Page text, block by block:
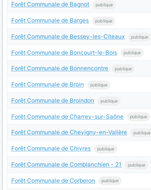
Forêt Communale de Bagnot publique
Forêt Communale de Barges publique
Forêt Communale de Bessey-les-Citeaux publique
Forêt Communale de Boncourt-le-Bois publique
Forêt Communale de Bonnencontre publique
Forêt Communale de Broin publique
Forêt Communale de Broindon publique
Forêt Communale de Charrey-sur-Saône publique
Forêt Communale de Chevigny-en-Valière publique
Forêt Communale de Chivres publique
Forêt Communale de Comblanchien - 21 publique
Forêt Communale de Corberon publique